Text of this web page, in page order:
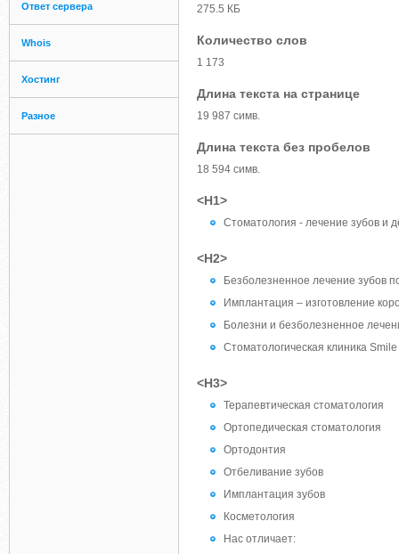
Ответ сервера
Whois
Хостинг
Разное
275.5 КБ
Количество слов
1 173
Длина текста на странице
19 987 симв.
Длина текста без пробелов
18 594 симв.
<H1>
Стоматология - лечение зубов и
<H2>
Безболезненное лечение зубов
Имплантация – изготовление
Болезни и безболезненное
Стоматологическая клиника
<H3>
Терапевтическая стоматология
Ортопедическая стоматология
Ортодонтия
Отбеливание зубов
Имплантация зубов
Косметология
Нас отличает: